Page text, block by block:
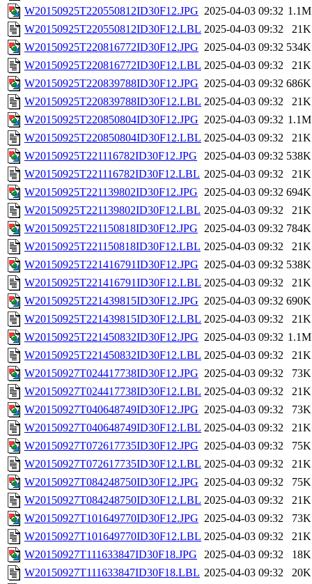
W20150925T220550812ID30F12.JPG 2025-04-03 09:32 1.1M
W20150925T220550812ID30F12.LBL 2025-04-03 09:32
21K
W20150925T220816772ID30F12.JPG 2025-04-03 09:32 534K
W20150925T220816772ID30F12.LBL 2025-04-03 09:32
21K
W20150925T220839788ID30F12.JPG 2025-04-03 09:32 686K
W20150925T220839788ID30F12.LBL 2025-04-03 09:32
21K
W20150925T220850804ID30F12.JPG 2025-04-03 09:32 1.1M
W20150925T220850804ID30F12.LBL 2025-04-03 09:32
21K
W20150925T221116782ID30F12.JPG
2025-04-03 09:32 538K
W20150925T221116782ID30F12.LBL 2025-04-03 09:32
21K
W20150925T221139802ID30F12.JPG 2025-04-03 09:32 694K
W20150925T221139802ID30F12.LBL 2025-04-03 09:32
21K
W20150925T221150818ID30F12.JPG 2025-04-03 09:32 784K
W20150925T221150818ID30F12.LBL 2025-04-03 09:32
21K
W20150925T221416791ID30F12.JPG 2025-04-03 09:32 538K
W20150925T221416791ID30F12.LBL 2025-04-03 09:32
21K
W20150925T221439815ID30F12.JPG 2025-04-03 09:32 690K
W20150925T221439815ID30F12.LBL 2025-04-03 09:32
21K
W20150925T221450832ID30F12.JPG 2025-04-03 09:32 1.1M
W20150925T221450832ID30F12.LBL 2025-04-03 09:32
21K
W20150927T024417738ID30F12.JPG 2025-04-03 09:32
73K
W20150927T024417738ID30F12.LBL 2025-04-03 09:32
21K
W20150927T040648749ID30F12.JPG 2025-04-03 09:32
73K
W20150927T040648749ID30F12.LBL 2025-04-03 09:32
21K
W20150927T072617735ID30F12.JPG 2025-04-03 09:32
75K
W20150927T072617735ID30F12.LBL 2025-04-03 09:32
21K
W20150927T084248750ID30F12.JPG 2025-04-03 09:32
75K
W20150927T084248750ID30F12.LBL 2025-04-03 09:32
21K
W20150927T101649770ID30F12.JPG 2025-04-03 09:32
73K
W20150927T101649770ID30F12.LBL 2025-04-03 09:32
21K
W20150927T111633847ID30F18.JPG
2025-04-03 09:32
18K
W20150927T111633847ID30F18.LBL 2025-04-03 09:32
20K